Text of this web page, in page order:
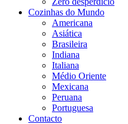
Cozinhas do Mundo
Americana
Asiática
Brasileira
Indiana
Italiana
Médio Oriente
Mexicana
Peruana
Portuguesa
Contacto